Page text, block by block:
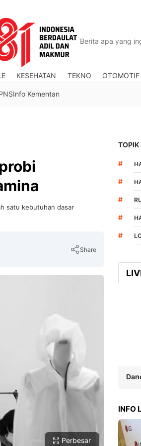
KESEHATAN TEKNO OTOMOTIF
Info Kementan
satu kebutuhan dasar
Share
Perbesar
TOPIK
#
#
#
#
#
INFO